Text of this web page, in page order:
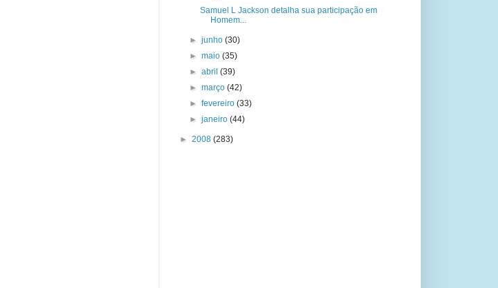
Samuel L Jackson detalha sua participação em
Homem...
►junho(30)
►maio(35)
►abril(39)
►março(42)
►fevereiro(33)
►janeiro(44)
► 2008 (283)